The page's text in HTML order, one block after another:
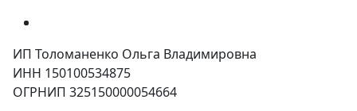
ИП Толоманенко Ольга Владимировна
ИНН 150100534875
ОГРНИП 325150000054664